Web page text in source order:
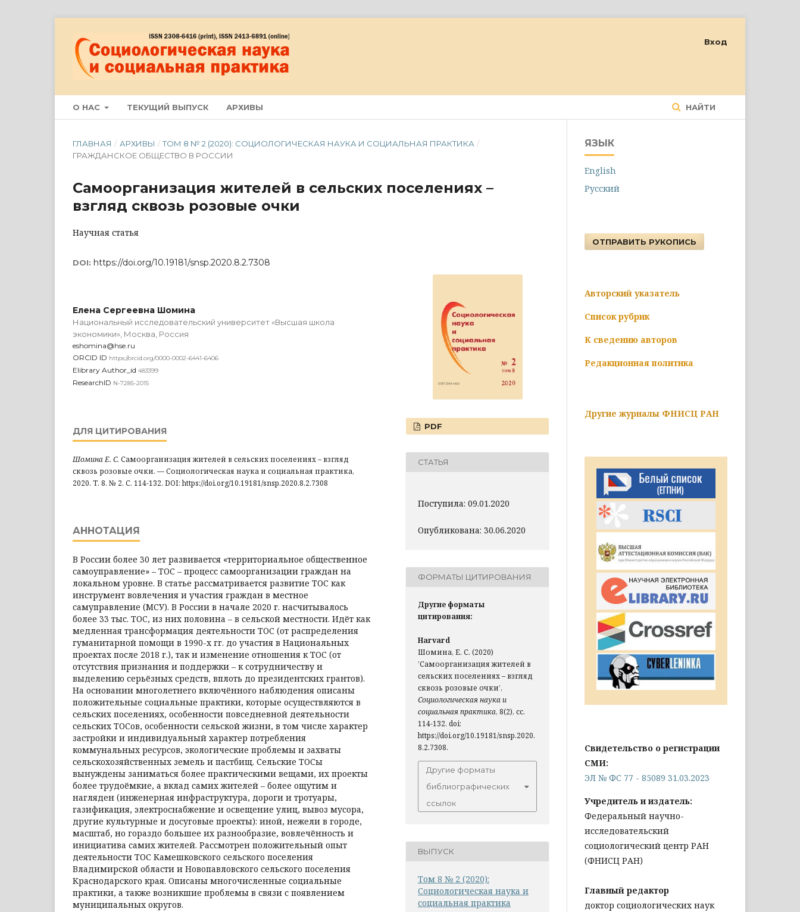
О НАС ТЕКУЩИЙ ВЫПУСК АРХИВЫ НАЙТИ
Вход
ГЛАВНАЯ / АРХИВЫ / ТОМ 8 № 2 (2020): СОЦИОЛОГИЧЕСКАЯ НАУКА И СОЦИАЛЬНАЯ ПРАКТИКА /
ГРАЖДАНСКОЕ ОБЩЕСТВО В РОССИИ
Самоорганизация жителей в сельских поселениях –
взгляд сквозь розовые очки
Научная статья
DOI: https://doi.org/10.19181/snsp.2020.8.2.7308
Елена Сергеевна Шомина
Национальный исследовательский университет «Высшая школа
экономики», Москва, Россия
eshomina@hse.ru
ORCID ID https://orcid.org/0000-0002-6441-6406
Elibrary Author_id 483399
ResearchID N-7285-2015
ДЛЯ ЦИТИРОВАНИЯ
Шомина Е. С. Самоорганизация жителей в сельских поселениях – взгляд
сквозь розовые очки. — Социологическая наука и социальная практика,
2020. Т. 8. № 2. С. 114-132. DOI: https://doi.org/10.19181/snsp.2020.8.2.7308
АННОТАЦИЯ
В России более 30 лет развивается «территориальное общественное
самоуправление» – ТОС – процесс самоорганизации граждан на
локальном уровне. В статье рассматривается развитие ТОС как
инструмент вовлечения и участия граждан в местное
самуправление (МСУ). В России в начале 2020 г. насчитывалось
более 33 тыс. ТОС, из них половина – в сельской местности. Идёт как
медленная трансформация деятельности ТОС (от распределения
гуманитарной помощи в 1990-х гг. до участия в Национальных
проектах после 2018 г.), так и изменение отношения к ТОС (от
отсутствия признания и поддержки – к сотрудничеству и
выделению серьёзных средств, вплоть до президентских грантов).
На основании многолетнего включённого наблюдения описаны
положительные социальные практики, которые осуществляются в
сельских поселениях, особенности повседневной деятельности
сельских ТОСов, особенности сельской жизни, в том числе характер
застройки и индивидуальный характер потребления
коммунальных ресурсов, экологические проблемы и захваты
сельскохозяйственных земель и пастбищ. Сельские ТОСы
вынуждены заниматься более практическими вещами, их проекты
более трудоёмкие, а вклад самих жителей – более ощутим и
нагляден (инженерная инфраструктура, дороги и тротуары,
газификация, электроснабжение и освещение улиц, вывоз мусора,
другие культурные и досуговые проекты): иной, нежели в городе,
масштаб, но гораздо большее их разнообразие, вовлечённость и
инициатива самих жителей. Рассмотрен положительный опыт
деятельности ТОС Камешковского сельского поселения
Владимирской области и Новопавловского сельского поселения
Краснодарского края. Описаны многочисленные социальные
практики, а также возникшие проблемы в связи с появлением
муниципальных округов.
PDF
СТАТЬЯ
Поступила: 09.01.2020
Опубликована: 30.06.2020
ФОРМАТЫ ЦИТИРОВАНИЯ
Другие форматы
цитирования:
Harvard
Шомина, Е. С. (2020)
’Самоорганизация жителей в
сельских поселениях – взгляд
сквозь розовые очки’,
Социологическая наука и
социальная практика, 8(2), сс.
114-132. doi:
https://doi.org/10.19181/snsp.2020.
8.2.7308.
Другие форматы
библиографических
ссылок
ВЫПУСК
Том 8 № 2 (2020):
Социологическая наука и
социальная практика
ЯЗЫК
English
Русский
ОТПРАВИТЬ РУКОПИСЬ
Авторский указатель
Список рубрик
К сведению авторов
Редакционная политика
Другие журналы ФНИСЦ РАН
Свидетельство о регистрации
СМИ:
ЭЛ № ФС 77 - 85089 31.03.2023
Учредитель и издатель:
Федеральный научно-
исследовательский
социологический центр РАН
(ФНИСЦ РАН)
Главный редактор
доктор социологических наук